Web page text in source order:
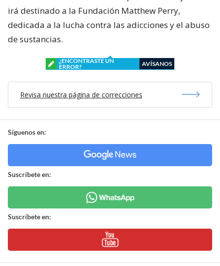
irá destinado a la Fundación Matthew Perry,
dedicada a la lucha contra las adicciones y el abuso
de sustancias.
¿ENCONTRASTE UN
ERROR?
AVÍSANOS
Revisa nuestra página de correcciones
Síguenos en:
Suscríbete en:
Suscríbete en: